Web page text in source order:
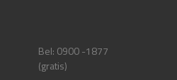
Bel: 0900 -1877
(gratis)